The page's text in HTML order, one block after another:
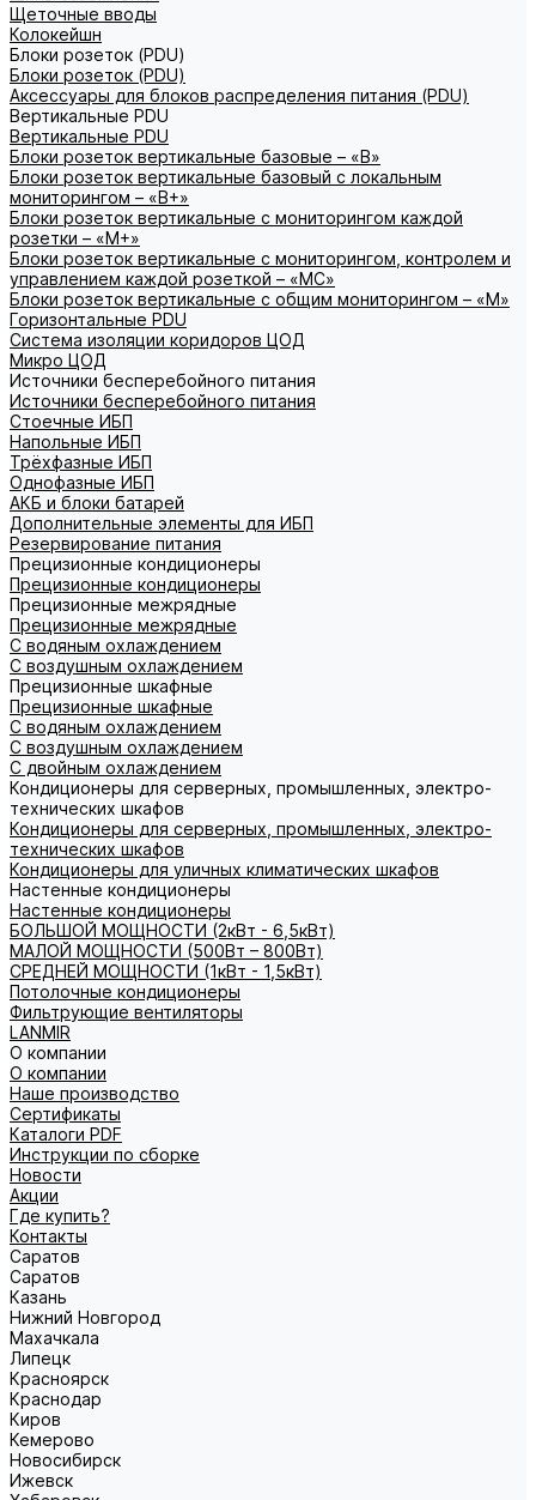
Щеточные вводы
Колокейшн
Блоки розеток (PDU)
Блоки розеток (PDU)
Аксессуары для блоков распределения питания (PDU)
Вертикальные PDU
Вертикальные PDU
Блоки розеток вертикальные базовые – «В»
Блоки розеток вертикальные базовый с локальным
мониторингом – «В+»
Блоки розеток вертикальные с мониторингом каждой
розетки – «М+»
Блоки розеток вертикальные с мониторингом, контролем и
управлением каждой розеткой – «МС»
Блоки розеток вертикальные с общим мониторингом – «М»
Горизонтальные PDU
Система изоляции коридоров ЦОД
Микро ЦОД
Источники бесперебойного питания
Источники бесперебойного питания
Стоечные ИБП
Напольные ИБП
Трёхфазные ИБП
Однофазные ИБП
АКБ и блоки батарей
Дополнительные элементы для ИБП
Резервирование питания
Прецизионные кондиционеры
Прецизионные кондиционеры
Прецизионные межрядные
Прецизионные межрядные
С водяным охлаждением
С воздушным охлаждением
Прецизионные шкафные
Прецизионные шкафные
С водяным охлаждением
С воздушным охлаждением
С двойным охлаждением
Кондиционеры для серверных, промышленных, электро-
технических шкафов
Кондиционеры для серверных, промышленных, электро-
технических шкафов
Кондиционеры для уличных климатических шкафов
Настенные кондиционеры
Настенные кондиционеры
БОЛЬШОЙ МОЩНОСТИ (2кВт - 6,5кВт)
МАЛОЙ МОЩНОСТИ (500Вт – 800Вт)
СРЕДНЕЙ МОЩНОСТИ (1кВт - 1,5кВт)
Потолочные кондиционеры
Фильтрующие вентиляторы
LANMIR
О компании
О компании
Наше производство
Сертификаты
Каталоги PDF
Инструкции по сборке
Новости
Акции
Где купить?
Контакты
Саратов
Саратов
Казань
Нижний Новгород
Махачкала
Липецк
Красноярск
Краснодар
Киров
Кемерово
Новосибирск
Ижевск